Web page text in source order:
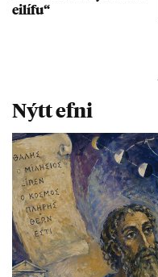
ei­lífu“
Nýtt efni